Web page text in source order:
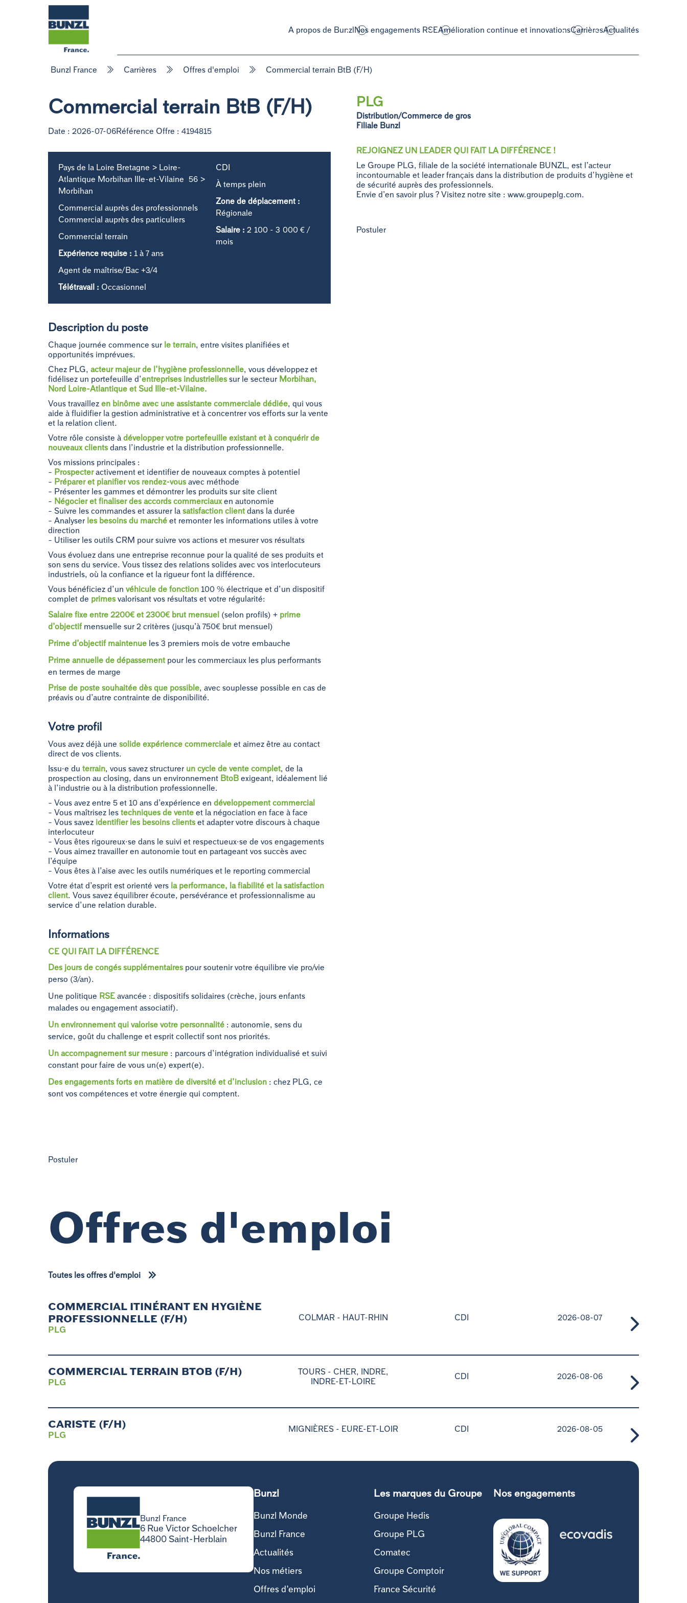
A propos de Bunzl Nos engagements RSEAmélioration continue et innovationsCarrièresActualités
Bunzl France Carrières Offres d'emploi Commercial terrain BtB (F/H)
Commercial terrain BtB (F/H)
Date :2026-07-06Référence Offre : 4194815
Pays de la Loire Bretagne > Loire-
Atlantique Morbihan Ille-et-Vilaine
56 >
Morbihan
Commercial auprès des professionnels
Commercial auprès des particuliers
Commercial terrain
Expérience requise : 1 à 7 ans
Agent de maîtrise/Bac +3/4
Télétravail : Occasionnel
CDI
À temps plein
Zone de déplacement :
Régionale
Salaire : 2 100 - 3 000 € /
mois
Description du poste
Chaque journée commence sur le terrain, entre visites planifiées et
opportunités imprévues.
Chez PLG,acteur majeur de l’hygiène professionnelle, vous développez et
fidélisez un portefeuille d’entreprises industriellessur le secteur Morbihan,
Nord Loire-Atlantique et Sud Ille-et-Vilaine.
Vous travaillezen binôme avec une assistante commerciale dédiée, qui vous
aide à fluidifier la gestion administrative et à concentrer vos efforts sur la vente
et la relation client.
Votre rôle consiste àdévelopper votre portefeuille existant et à conquérir de
nouveaux clientsdans l’industrie et la distribution professionnelle.
Vos missions principales :
– Prospecteractivement et identifier de nouveaux comptes à potentiel
– Préparer et planifier vos rendez-vousavec méthode
– Présenter les gammes et démontrer les produits sur site client
– Négocier et finaliser des accords commerciauxen autonomie
– Suivre les commandes et assurer lasatisfaction clientdans la durée
– Analyser les besoins du marchéet remonter les informations utiles à votre
direction
– Utiliser les outils CRM pour suivre vos actions et mesurer vos résultats
Vous évoluez dans une entreprise reconnue pour la qualité de ses produits et
son sens du service. Vous tissez des relations solides avec vos interlocuteurs
industriels, où la confiance et la rigueur font la différence.
Vous bénéficiez d’unvéhicule de fonction 100 % électrique et d’un dispositif
complet de primesvalorisant vos résultats et votre régularité:
Salaire fixe entre 2200€ et 2300€ brut mensuel (selon profils) + prime
d’objectif mensuelle sur 2 critères (jusqu’à 750€ brut mensuel)
Prime d’objectif maintenue les 3 premiers mois de votre embauche
Prime annuelle de dépassement pour les commerciaux les plus performants
en termes de marge
Prise de poste souhaitée dès que possible, avec souplesse possible en cas de
préavis ou d’autre contrainte de disponibilité.
Votre profil
Vous avez déjà unesolide expérience commercialeet aimez être au contact
direct de vos clients.
Issu·e duterrain, vous savez structurer un cycle de vente complet, de la
prospection au closing, dans un environnement BtoBexigeant, idéalement lié
à l’industrie ou à la distribution professionnelle.
– Vous avez entre 5 et 10 ans d’expérience endéveloppement commercial
– Vous maîtrisez lestechniques de venteet la négociation en face à face
– Vous savez identifier les besoins clientset adapter votre discours à chaque
interlocuteur
– Vous êtes rigoureux·se dans le suivi et respectueux·se de vos engagements
– Vous aimez travailler en autonomie tout en partageant vos succès avec
l’équipe
– Vous êtes à l’aise avec les outils numériques et le reporting commercial
Votre état d’esprit est orienté vers la performance, la fiabilité et la satisfaction
client. Vous savez équilibrer écoute, persévérance et professionnalisme au
service d’une relation durable.
Informations
CE QUI FAIT LA DIFFÉRENCE
Des jours de congés supplémentaires pour soutenir votre équilibre vie pro/vie
perso (3/an).
Une politique RSEavancée : dispositifs solidaires (crèche, jours enfants
malades ou engagement associatif).
Un environnement qui valorise votre personnalité : autonomie, sens du
service, goût du challenge et esprit collectif sont nos priorités.
Un accompagnement sur mesure : parcours d’intégration individualisé et suivi
constant pour faire de vous un(e) expert(e).
Des engagements forts en matière de diversité et d’inclusion : chez PLG, ce
sont vos compétences et votre énergie qui comptent.
Postuler
PLG
Distribution/Commerce de gros
Filiale Bunzl
REJOIGNEZ UN LEADER QUI FAIT LA DIFFÉRENCE !
Le Groupe PLG, filiale de la société internationale BUNZL, est l’acteur
incontournable et leader français dans la distribution de produits d’hygiène et
de sécurité auprès des professionnels.
Envie d’en savoir plus ? Visitez notre site : www.groupeplg.com.
Postuler
Offres d'emploi
Toutes les offres d'emploi
COMMERCIAL ITINÉRANT EN HYGIÈNE
PROFESSIONNELLE (F/H)
PLG
COLMAR - HAUT-RHIN CDI 2026-08-07
COMMERCIAL TERRAIN BTOB (F/H)
PLG
TOURS - CHER, INDRE,
INDRE-ET-LOIRE
CDI 2026-08-06
CARISTE (F/H)
PLG
MIGNIÈRES - EURE-ET-LOIR CDI 2026-08-05
Bunzl France
6 Rue Victor Schoelcher
44800 Saint-Herblain
Bunzl
Bunzl Monde
Bunzl France
Actualités
Nos métiers
Offres d’emploi
Les marques du Groupe
Groupe Hedis
Groupe PLG
Comatec
Groupe Comptoir
France Sécurité
Nos engagements